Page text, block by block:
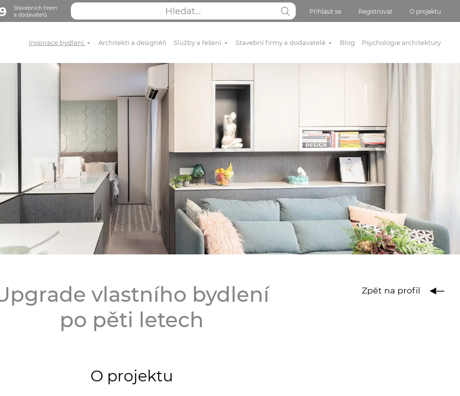
Stavebních firem
a dodavatelů
Přihlásit se Registrovat O projektu
Inspirace bydlení Architekti a designéři Služby a řešení Stavební firmy a dodavatelé Blog Psychologie architektury
vlastního bydlení
po pěti letech
O projektu
Zpět na profil